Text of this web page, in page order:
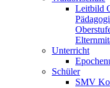
Leitbild
Unterricht
Schüler
SMV